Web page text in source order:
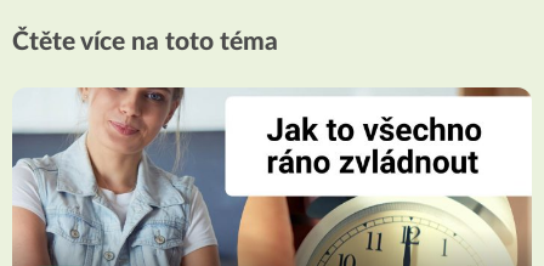
Čtěte více na toto téma